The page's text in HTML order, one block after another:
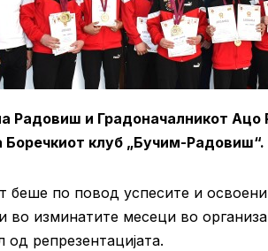
Радовиш и Градоначалникот Ацо
Боречкиот клуб „Бучим-Радовиш“.
беше по повод успесите и
во изминатите месеци во
од репрезентацијата.